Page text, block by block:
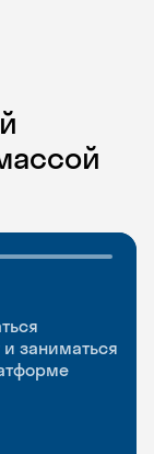
заниматься
где
практики